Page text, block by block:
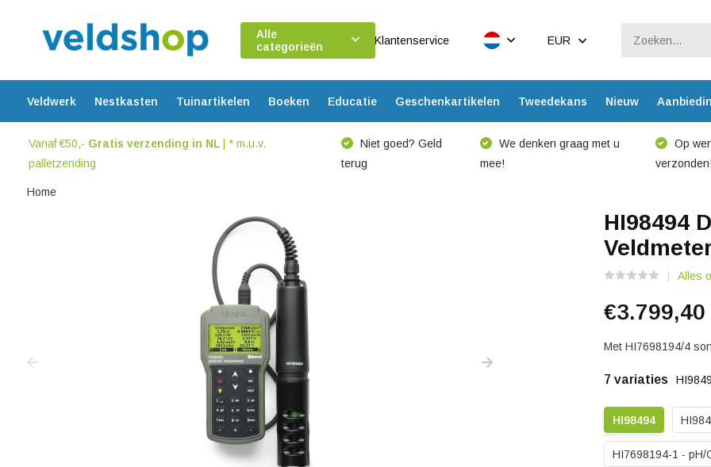
Alle
categorieën
Klantenservice EUR
Veldwerk Nestkasten Tuinartikelen Boeken Educatie Geschenkartikelen Tweedekans Nieuw
Vanaf €50,- Gratis verzending in NL| * m.u.v.
palletzending
Niet goed? Geld
terug
We denken graag met u
mee!
Op
Home
HI98494
Alles
Met HI7698194/4
7 variaties
HI98494
HI7698194-1 - pH/